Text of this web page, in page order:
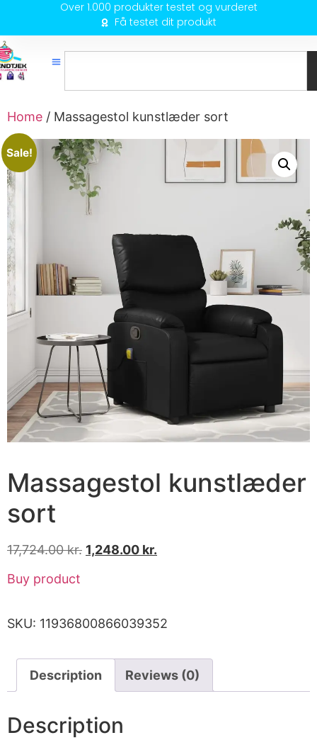
Over 1.000 produkter testet og vurderet
Få testet dit produkt
Home / Massagestol kunstlæder sort
Sale!
Massagestol kunstlæder
sort
17,724.00kr. 1,248.00 kr.
Buy product
SKU: 11936800866039352
Description Reviews (0)
Description